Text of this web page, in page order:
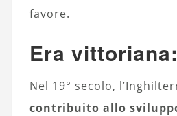
favore.
Era vittoriana:
Nel 19° secolo,
contribuito allo